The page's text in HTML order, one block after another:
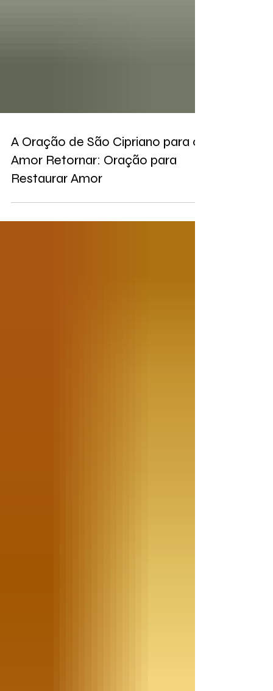
A Oração de São Cipriano para o
Amor Retornar: Oração para
Restaurar Amor